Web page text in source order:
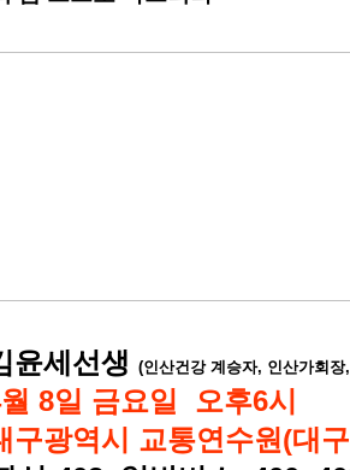
세선생 (인산건강 계승자, 인산가회
8일 금요일 오후6시
구광역시 교통연수원(대